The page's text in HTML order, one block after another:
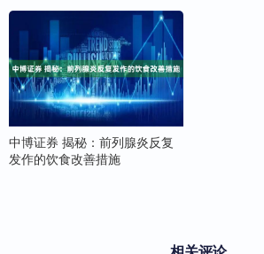
中博证券 揭秘：前列腺炎反复
发作的饮食改善措施